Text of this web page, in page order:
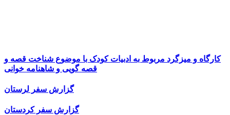
کارگاه و میزگرد مربوط به ادبیات کودک با موضوع شناخت قصه و
قصه گویی و شاهنامه خوانی
گزارش سفر لرستان
گزارش سفر کردستان